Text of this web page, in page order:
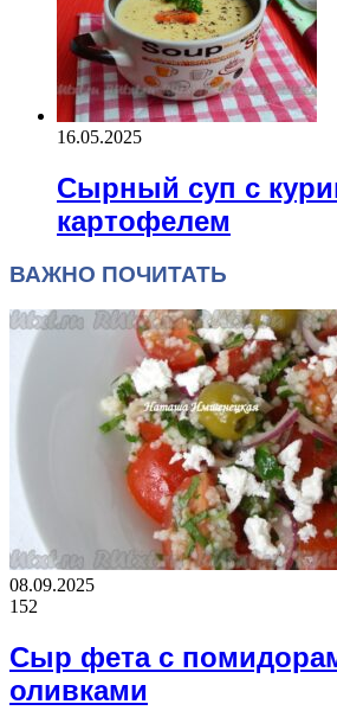
16.05.2025
Сырный суп с
картофелем
ВАЖНО ПОЧИТАТЬ
08.09.2025
152
Сыр фета с
оливками